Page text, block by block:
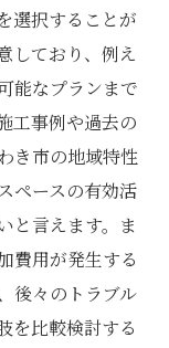
選択することが
しており、例え
能なプランまで
工事例や過去の
き市の地域特性
ペースの有効活
と言えます。ま
費用が発生する
後々のトラブル
を比較検討する